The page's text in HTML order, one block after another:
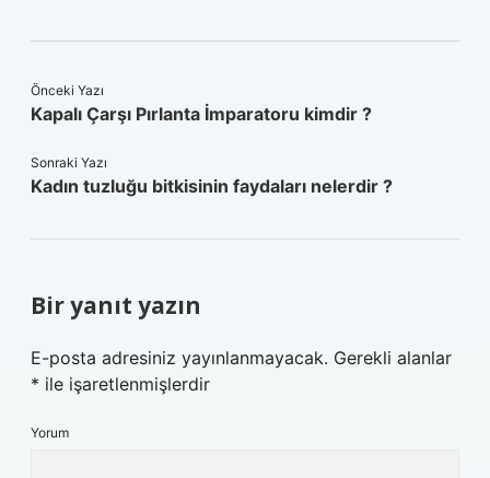
Önceki Yazı
Kapalı Çarşı Pırlanta İmparatoru kimdir ?
Sonraki Yazı
Kadın tuzluğu bitkisinin faydaları nelerdir ?
Bir yanıt yazın
E-posta adresiniz yayınlanmayacak. Gerekli alanlar
* ile işaretlenmişlerdir
Yorum